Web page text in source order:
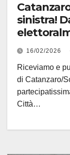
sinistra!
paio di
contigue
critiche
16/02/2026
Riceviamo e
di Catanzaro/
Città…